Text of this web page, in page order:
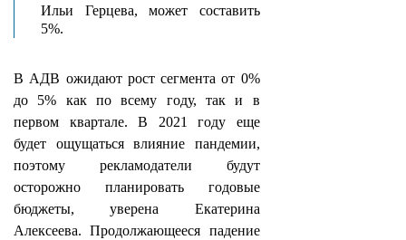
Ильи Герцева, может составить
5%.
В АДВ ожидают рост сегмента от 0%
до 5% как по всему году, так и в
первом квартале. В 2021 году еще
будет ощущаться влияние пандемии,
поэтому рекламодатели будут
осторожно планировать годовые
бюджеты, уверена Екатерина
Алексеева. Продолжающееся падение